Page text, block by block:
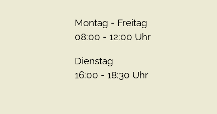
Montag - Freitag
08:00 - 12:00 Uhr
Dienstag
16:00 - 18:30 Uhr